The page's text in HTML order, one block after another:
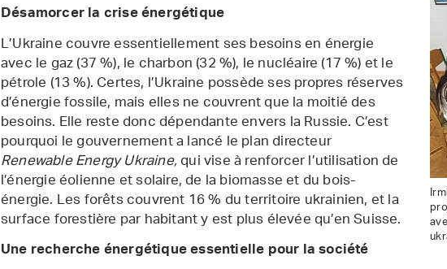
Désamorcer la crise énergétique
L’Ukraine couvre essentiellement ses besoins en énergie
avec le gaz (37 %), le charbon (32 %), le nucléaire (17 %) et le
pétrole (13 %). Certes, l’Ukraine possède ses propres réserves
d’énergie fossile, mais elles ne couvrent que la moitié des
besoins. Elle reste donc dépendante envers la Russie. C’est
pourquoi le gouvernement a lancé le plan directeur
Renewable Energy Ukraine,qui vise à renforcer l’utilisation de
l’énergie éolienne et solaire, de la biomasse et du bois-
énergie. Les forêts couvrent 16 % du territoire ukrainien, et la
surface forestière par habitant y est plus élevée qu’en Suisse.
Une recherche énergétique essentielle pour la société